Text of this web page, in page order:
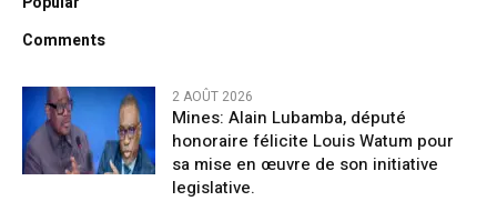
Comments
2 AOÛT 2026
Mines: Alain Lubamba, député
honoraire félicite Louis Watum pour
sa mise en œuvre de son initiative
legislative.